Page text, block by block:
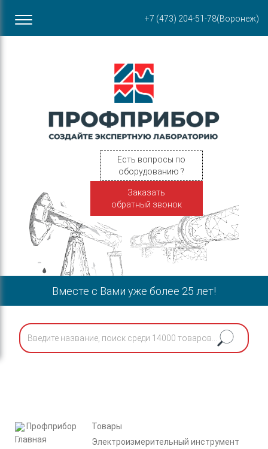
+7 (473) 204-51-78(Воронеж)
ул. Пирогова, 87Б
Есть вопросы по
оборудованию ?
Заказать
обратный звонок
Вместе с Вами уже более 25 лет!
Профприбор
Товары
Электроизмерительный инструмент